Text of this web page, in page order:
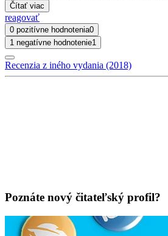
Čítať viac
reagovať
0 pozitívne hodnotenia0
1 negatívne hodnotenie1
Recenzia z iného vydania (2018)
Poznáte nový čitateľský profil?